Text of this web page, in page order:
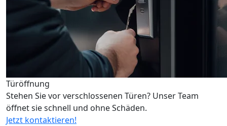
Türöffnung
Stehen Sie vor verschlossenen Türen? Unser Team
öffnet sie schnell und ohne Schäden.
Jetzt kontaktieren!